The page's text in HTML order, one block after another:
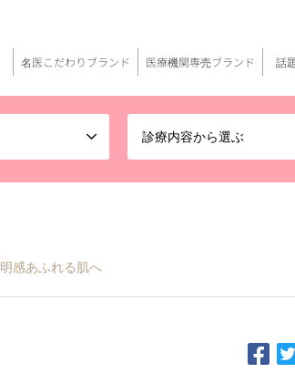
診療内容から選ぶ
名医こだわりブランド 医療機関専売ブランド 話
感あふれる肌へ